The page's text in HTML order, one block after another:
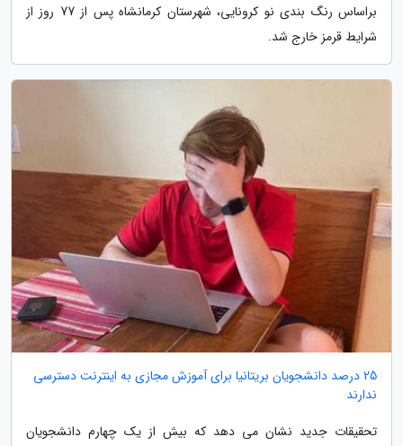
براساس رنگ بندی نو کرونایی، شهرستان کرمانشاه پس از 77 روز از
شرایط قرمز خارج شد.
25 درصد دانشجویان بریتانیا برای آموزش مجازی به اینترنت دسترسی
ندارند
تحقیقات جدید نشان می دهد که بیش از یک چهارم دانشجویان